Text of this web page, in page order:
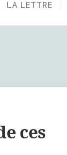
LA LETTRE
ces